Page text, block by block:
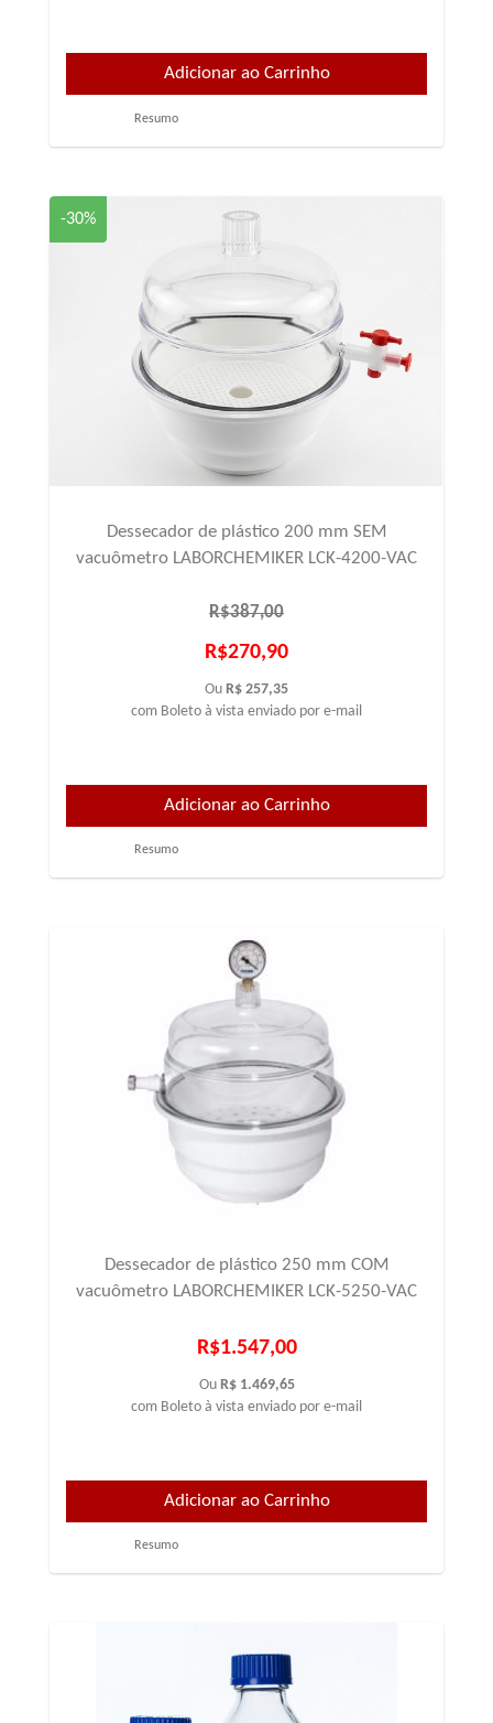
Resumo
-30%
Dessecador de plástico 200 mm SEM
vacuômetro LABORCHEMIKER LCK-4200-VAC
R$387,00
R$270,90
Ou R$ 257,35
com Boleto à vista enviado por e-mail
Resumo
Dessecador de plástico 250 mm COM
vacuômetro LABORCHEMIKER LCK-5250-VAC
R$1.547,00
Ou R$ 1.469,65
com Boleto à vista enviado por e-mail
Resumo